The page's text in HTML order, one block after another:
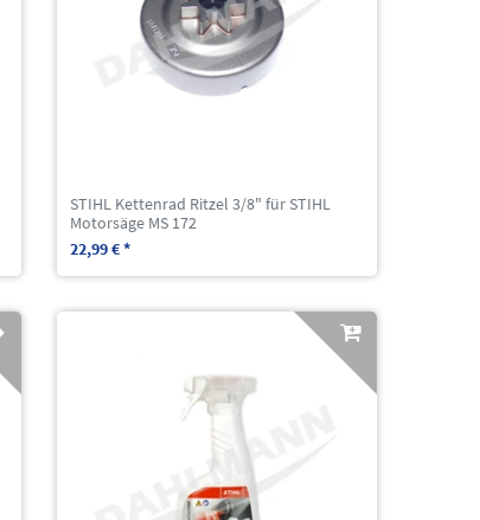
STIHL Kettenrad Ritzel 3/8" für STIHL
Motorsäge MS 172
22,99 € *